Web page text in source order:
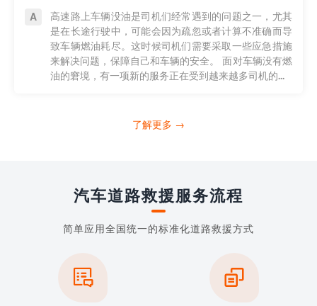
高速路上车辆没油是司机们经常遇到的问题之一，尤其
是在长途行驶中，可能会因为疏忽或者计算不准确而导
致车辆燃油耗尽。这时候司机们需要采取一些应急措施
来解决问题，保障自己和车辆的安全。 面对车辆没有燃
油的窘境，有一项新的服务正在受到越来越多司机的...
了解更多 →
汽车道路救援服务流程
简单应用全国统一的标准化道路救援方式
 